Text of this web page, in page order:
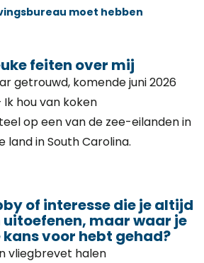
moet hebben
feiten over mij
getrouwd, komende juni 2026
Ik hou van koken
op een van de zee-eilanden in
land in South Carolina.
of interesse die je altijd
maar waar je
kans voor hebt gehad?
vliegbrevet halen